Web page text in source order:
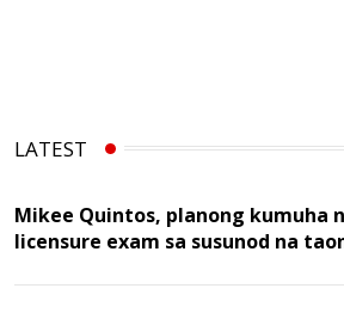
LATEST
Mikee Quintos, planong kumuha
licensure exam sa susunod na